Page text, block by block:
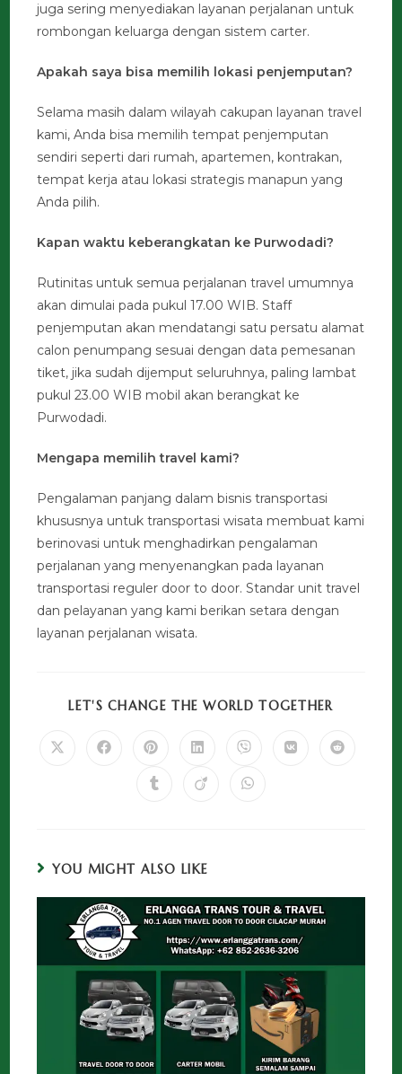
juga sering menyediakan layanan perjalanan untuk
rombongan keluarga dengan sistem carter.
Apakah saya bisa memilih lokasi penjemputan?
Selama masih dalam wilayah cakupan layanan travel
kami, Anda bisa memilih tempat penjemputan
sendiri seperti dari rumah, apartemen, kontrakan,
tempat kerja atau lokasi strategis manapun yang
Anda pilih.
Kapan waktu keberangkatan ke Purwodadi?
Rutinitas untuk semua perjalanan travel umumnya
akan dimulai pada pukul 17.00 WIB. Staff
penjemputan akan mendatangi satu persatu alamat
calon penumpang sesuai dengan data pemesanan
tiket, jika sudah dijemput seluruhnya, paling lambat
pukul 23.00 WIB mobil akan berangkat ke
Purwodadi.
Mengapa memilih travel kami?
Pengalaman panjang dalam bisnis transportasi
khususnya untuk transportasi wisata membuat kami
berinovasi untuk menghadirkan pengalaman
perjalanan yang menyenangkan pada layanan
transportasi reguler door to door. Standar unit travel
dan pelayanan yang kami berikan setara dengan
layanan perjalanan wisata.
LET'S CHANGE THE WORLD TOGETHER
YOU MIGHT ALSO LIKE